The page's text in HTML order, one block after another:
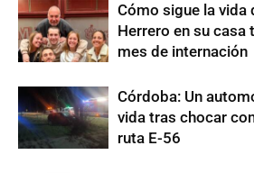
Cómo sigue la vida
Herrero en su casa
mes de internación
Córdoba: Un
vida tras chocar
ruta E-56